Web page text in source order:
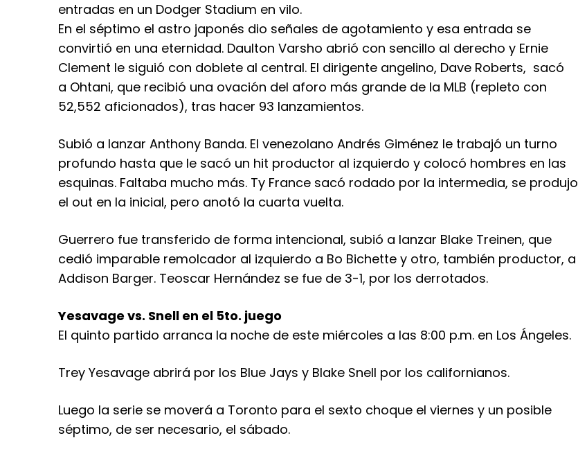
entradas en un Dodger Stadium en vilo.
En el séptimo el astro japonés dio señales de agotamiento y esa entrada se
convirtió en una eternidad. Daulton Varsho abrió con sencillo al derecho y Ernie
Clement le siguió con doblete al central. El dirigente angelino, Dave Roberts, sacó
a Ohtani, que recibió una ovación del aforo más grande de la MLB (repleto con
52,552 aficionados), tras hacer 93 lanzamientos.
Subió a lanzar Anthony Banda. El venezolano Andrés Giménez le trabajó un turno
profundo hasta que le sacó un hit productor al izquierdo y colocó hombres en las
esquinas. Faltaba mucho más. Ty France sacó rodado por la intermedia, se produjo
el out en la inicial, pero anotó la cuarta vuelta.
Guerrero fue transferido de forma intencional, subió a lanzar Blake Treinen, que
cedió imparable remolcador al izquierdo a Bo Bichette y otro, también productor, a
Addison Barger. Teoscar Hernández se fue de 3-1, por los derrotados.
Yesavage vs. Snell en el 5to. juego
El quinto partido arranca la noche de este miércoles a las 8:00 p.m. en Los Ángeles.
Trey Yesavage abrirá por los Blue Jays y Blake Snell por los californianos.
Luego la serie se moverá a Toronto para el sexto choque el viernes y un posible
séptimo, de ser necesario, el sábado.